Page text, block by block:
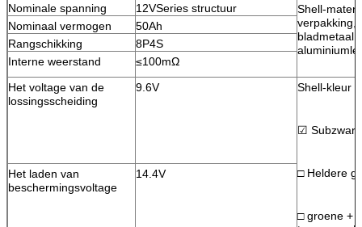
Shell-
verpakking,
bladmetaal,
Nominale spanning
12VSeries structuur
Nominaal vermogen
50Ah
Rangschikking
8P4S
Interne weerstand
≤100mΩ
Het voltage van de
lossingsscheiding
9.6V Shell-kleur
☑
□ Heldere
□ groene +
Het laden van
beschermingsvoltage
14.4V